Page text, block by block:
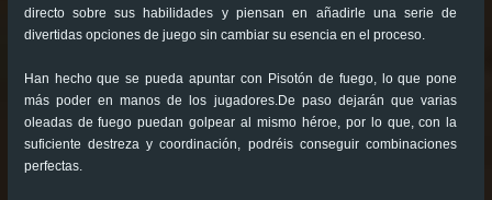
directo sobre sus habilidades y piensan en añadirle una serie de
divertidas opciones de juego sin cambiar su esencia en el proceso.
Han hecho que se pueda apuntar con Pisotón de fuego, lo que pone
más poder en manos de los jugadores.De paso dejarán que varias
oleadas de fuego puedan golpear al mismo héroe, por lo que, con la
suficiente destreza y coordinación, podréis conseguir combinaciones
perfectas.